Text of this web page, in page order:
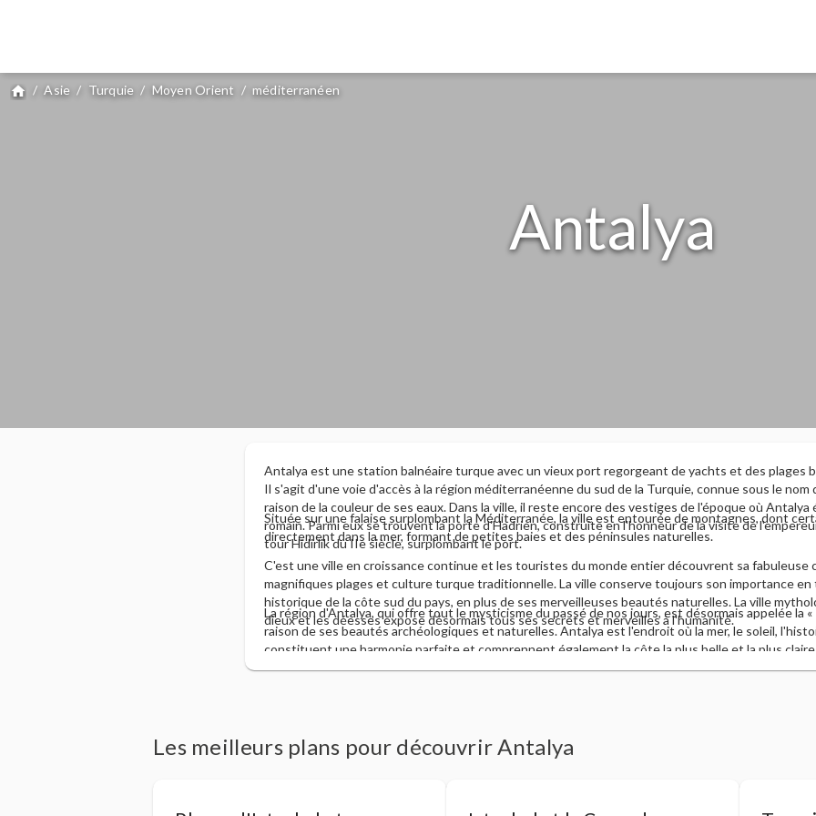
home / Asie / Turquie / Moyen Orient / méditerranéen
Antalya
Antalya est une station balnéaire turque avec un vieux port regorgeant de yachts et des plages
Il s'agit d'une voie d'accès à la région méditerranéenne du sud de la Turquie, connue sous le
raison de la couleur de ses eaux. Dans la ville, il reste encore des vestiges de l'époque où
romain. Parmi eux se trouvent la porte d'Hadrien, construite en l'honneur de la visite de
tour Hidirlik du IIe siècle, surplombant le port.
Située sur une falaise surplombant la Méditerranée, la ville est entourée de montagnes, dont
directement dans la mer, formant de petites baies et des péninsules naturelles.
C'est une ville en croissance continue et les touristes du monde entier découvrent sa fabuleuse
magnifiques plages et culture turque traditionnelle. La ville conserve toujours son importance
historique de la côte sud du pays, en plus de ses merveilleuses beautés naturelles. La ville
dieux et les déesses expose désormais tous ses secrets et merveilles à l'humanité.
La région d'Antalya, qui offre tout le mysticisme du passé de nos jours, est désormais appelée la «
raison de ses beautés archéologiques et naturelles. Antalya est l'endroit où la mer, le soleil,
constituent une harmonie parfaite et comprennent également la côte la plus belle et la plus
Les meilleurs plans pour découvrir Antalya